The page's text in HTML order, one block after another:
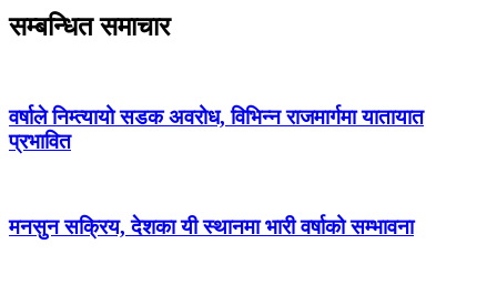
सम्बन्धित समाचार
वर्षाले निम्त्यायो सडक अवरोध, विभिन्न राजमार्गमा यातायात
प्रभावित
मनसुन सक्रिय, देशका यी स्थानमा भारी वर्षाको सम्भावना